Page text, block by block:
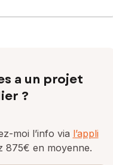
a un projet
?
moi l’info via l’appli
875€ en moyenne.